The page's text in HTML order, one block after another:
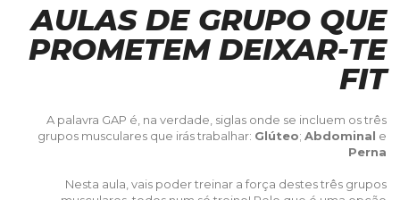
AULAS DE GRUPO QUE
PROMETEM DEIXAR-TE
FIT
A palavra GAP é, na verdade, siglas onde se incluem os três
grupos musculares que irás trabalhar: Glúteo; Abdominal e
Perna
Nesta aula, vais poder treinar a força destes três grupos